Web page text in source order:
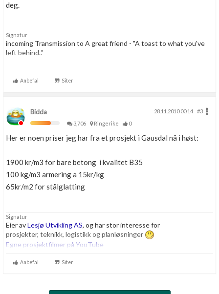
deg.
Signatur
incoming Transmission to A great friend - "A toast to what you've
left behind.."
alltogether, but no matter what the future holds, no matter how far
Anbefal Siter
Bidda 28.11.2010 00.14
#3
3,706
Ringerike 0
Her er noen priser jeg har fra et prosjekt i Gausdal nå i høst:
1900 kr/m3 for bare betong i kvalitet B35
100 kg/m3 armering a 15kr/kg
65kr/m2 for stålglatting
Signatur
Eier avLesjø Utvikling AS, og har stor interesse for
prosjekter, teknikk, logistikk og planløsninger
Egne prosjektfilmer på YouTube
Anbefal Siter